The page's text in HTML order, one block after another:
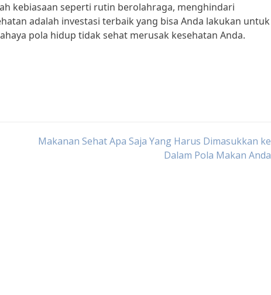
kebiasaan seperti rutin berolahraga, menghindari
adalah investasi terbaik yang bisa Anda lakukan untuk
pola hidup tidak sehat merusak kesehatan Anda.
Makanan Sehat Apa Saja Yang Harus Dimasukkan ke
Dalam Pola Makan Anda